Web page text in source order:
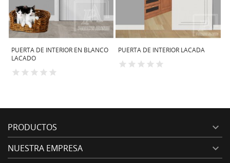
EN BLANCO PUERTA DE INTERIOR LACADA PUERTA DE
PRODUCTOS 
NUESTRA EMPRESA 